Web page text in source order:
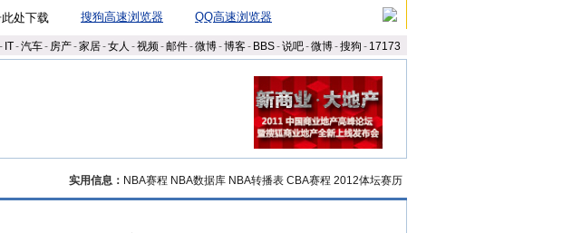
处下载 搜狗高速浏览器 QQ高速浏览器
- IT-汽车- 房产-家居-女人 -视频-邮件-微博-博客- BBS-说吧-微博-搜狗 - 17173
实用信息： NBA赛程 NBA数据库 NBA转播表 CBA赛程 2012体坛赛历